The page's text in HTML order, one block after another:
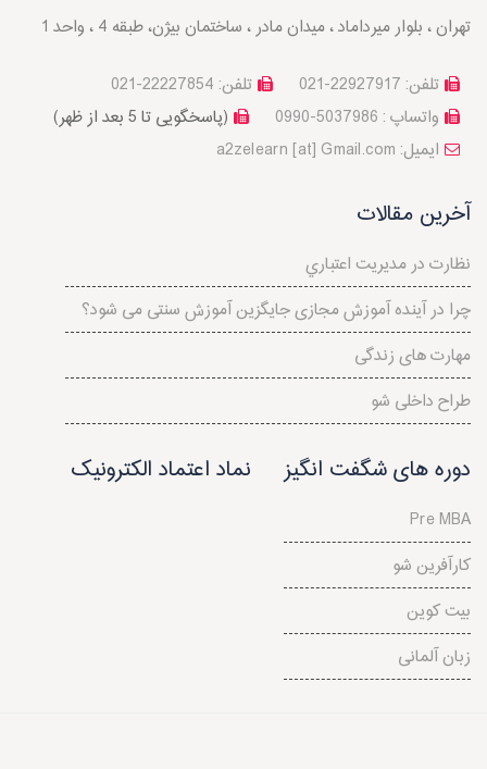
تهران ، بلوار میرداماد ، میدان مادر ، ساختمان بیژن، طبقه 4 ، واحد 1
تلفن: 22227854-021
تلفن: 22927917-021
(پاسخگویی تا 5 بعد از ظهر)
واتساپ : 5037986-0990
a2zelearn [at] Gmail.com :ایمیل
آخرین مقالات
نظارت در مديريت اعتباري
چرا در آینده آموزش مجازی جایگزین آموزش سنتی می شود؟
مهارت های زندگی
طراح داخلی شو
دوره های شگفت انگیز
Pre MBA
کارآفرین شو
بیت کوین
زبان آلمانی
نماد اعتماد الکترونیک